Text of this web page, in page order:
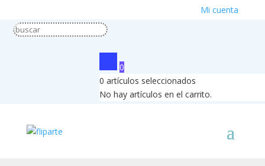
Mi cuenta
0
0 artículos seleccionados
No hay artículos en el carrito.